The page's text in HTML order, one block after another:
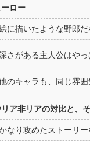
ロー
に描いたような野郎
さがある主人公はや
のキャラも、同じ雰
ア非リアの対比と、
なり攻めたストーリ